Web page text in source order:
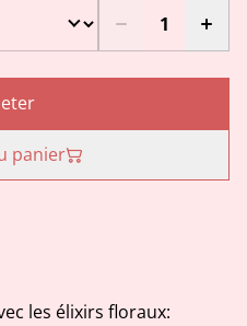
panier
les élixirs floraux: